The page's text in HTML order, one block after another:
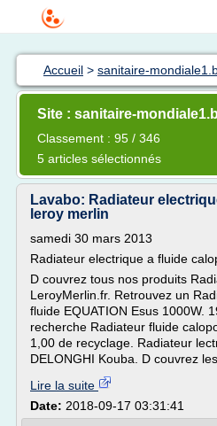
Accueil > sanitaire-
Site : sanitaire-
Classement : 95 / 346
5 articles sélectionnés
Lavabo: Radiateur
leroy merlin
samedi 30 mars 2013
Radiateur electrique a fluide
D couvrez tous nos produits
LeroyMerlin.fr. Retrouvez un
fluide EQUATION Esus 1000W.
recherche Radiateur fluide
1,00 de recyclage. Radiateur
DELONGHI Kouba. D couvrez
Lire la suite
Date: 2018-09-17 03:31:41